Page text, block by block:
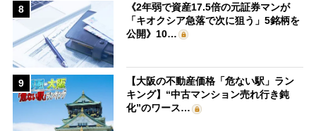
8
《2年弱で資産17.5倍の元証券マンが
「キオクシア急落で次に狙う」5銘柄を
公開》10…
9
【大阪の不動産価格「危ない駅」ラン
キング】“中古マンション売れ行き鈍
化”のワース…